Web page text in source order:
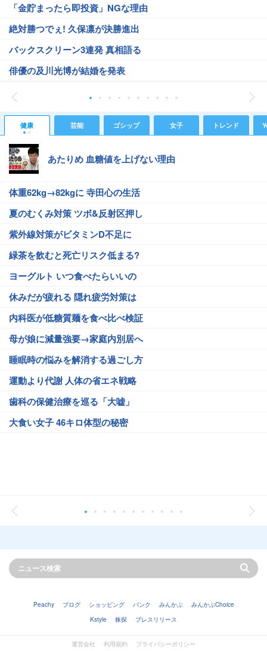
「金貯まったら即投資」NGな理由
絶対勝つでぇ! 久保凛が決勝進出
バックスクリーン3連発 真相語る
俳優の及川光博が結婚を発表
健康 芸能 ゴシップ 女子 トレンド
あたりめ 血糖値を上げない理由
体重62kg→82kgに 寺田心の生活
夏のむくみ対策 ツボ&反射区押し
紫外線対策がビタミンD不足に
緑茶を飲むと死亡リスク低まる?
ヨーグルト いつ食べたらいいの
休みだが疲れる 隠れ疲労対策は
内科医が低糖質麺を食べ比べ検証
母が娘に減量強要→家庭内別居へ
睡眠時の悩みを解消する過ごし方
運動より代謝 人体の省エネ戦略
歯科の保健治療を巡る「大嘘」
大食い女子 46キロ体型の秘密
Peachy ブログ ショッピング バンク みんかぶ
みんかぶChoice
Kstyle
株探 プレスリリース
運営会社 利用規約 プライバシーポリシー